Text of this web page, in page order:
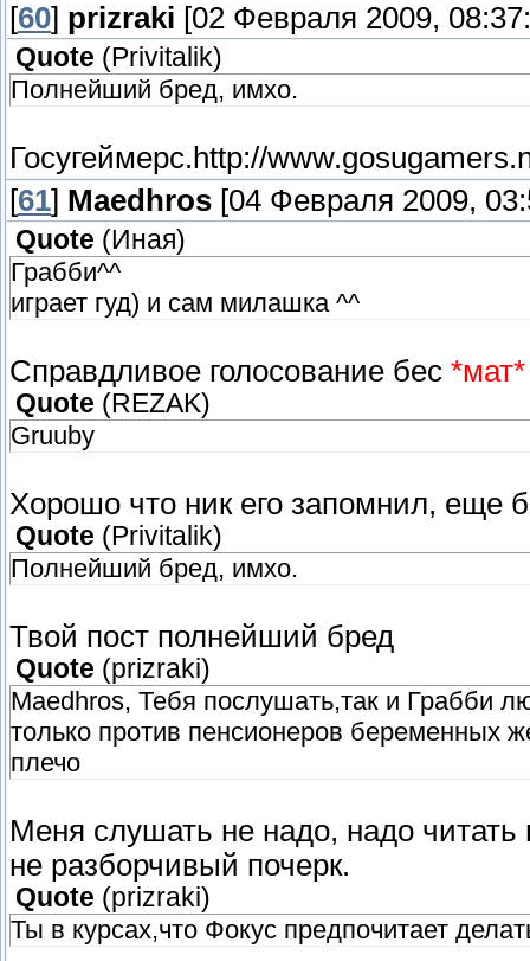
[60] prizraki [02 Февраля 2009,
Quote ( Privitalik)
Полнейший бред, имхо.
Госугеймерс.http://
[61] Maedhros [04 Февраля 2009,
Quote (Иная)
Грабби^^
играет гуд) и сам милашка ^^
Справдливое голосование бес *мат*
Quote ( REZAK)
Gruuby
Хорошо что ник его запомнил, еще
Quote ( Privitalik)
Полнейший бред, имхо.
Твой пост полнейший бред
Quote (prizraki)
Maedhros, Тебя послушать,так и Грабби
только против пенсионеров беременных
плечо
Меня слушать не надо, надо
не разборчивый почерк.
Quote (prizraki)
Ты в курсах,что Фокус предпочитает